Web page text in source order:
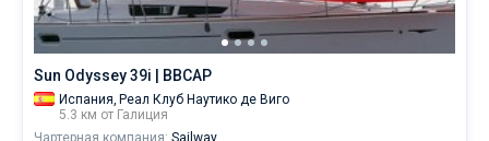
Sun Odyssey 39i | BBCAP
Испания, Реал Клуб Наутико де Виго
5.3 км от Галиция
Чартерная компания: Sailway